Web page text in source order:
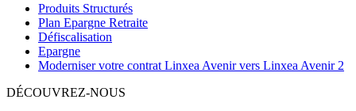
Produits Structurés
Plan Epargne Retraite
Défiscalisation
Epargne
Moderniser votre contrat Linxea Avenir vers Linxea Avenir 2
DÉCOUVREZ-NOUS